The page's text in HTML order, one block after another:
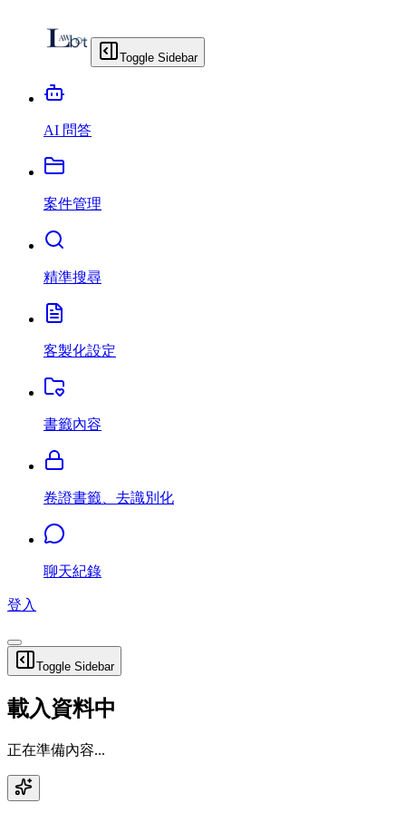
Toggle Sidebar
AI 問答
案件管理
精準搜尋
客製化設定
書籤內容
卷證書籤、去識別化
聊天紀錄
登入
Toggle Sidebar
載入資料中
正在準備內容...